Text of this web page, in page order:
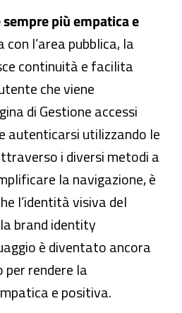
più empatica e
con l’area pubblica, la
continuità e facilita
che viene
di Gestione accessi
autenticarsi utilizzando le
i diversi metodi a
la navigazione, è
l’identità visiva del
brand identity
è diventato ancora
per rendere la
e positiva.